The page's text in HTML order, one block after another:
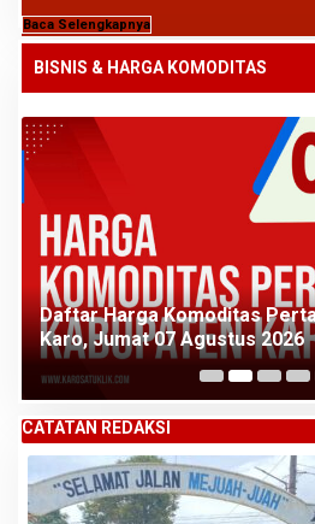
Baca Selengkapnya
BISNIS & HARGA KOMODITAS
Daftar Harga Komoditas
Karo, Jumat 07 Agustus 2026
CATATAN REDAKSI